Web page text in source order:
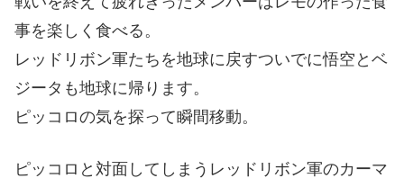
事を楽しく食べる。
レッドリボン軍たちを地球に戻すついでに悟空とベ
ジータも地球に帰ります。
ピッコロの気を探って瞬間移動。
ピッコロと対面してしまうレッドリボン軍のカーマ